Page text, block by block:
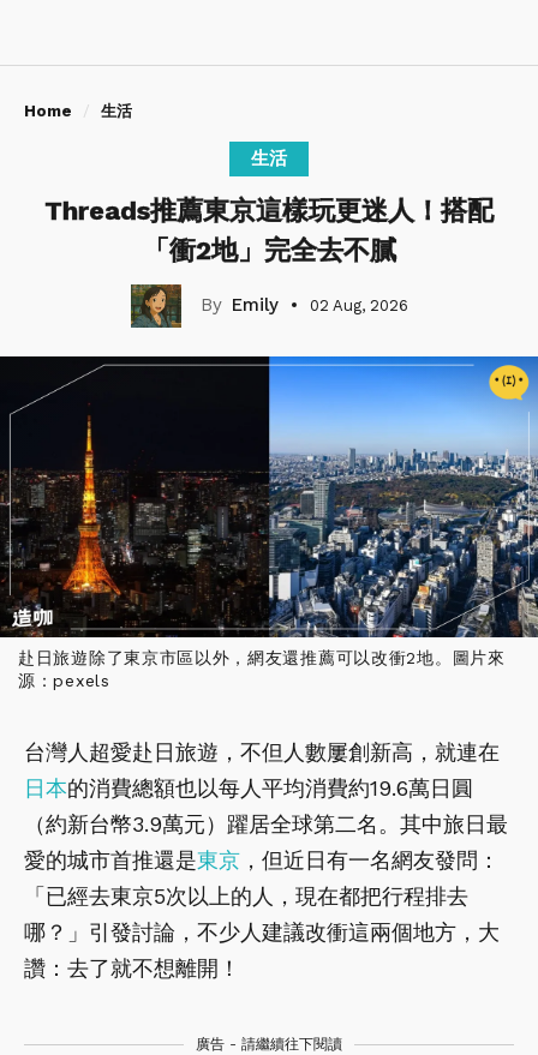
Home 生活
生活
Threads推薦東京這樣玩更迷人！搭配
「衝2地」完全去不膩
Emily 02 Aug, 2026
赴日旅遊除了東京市區以外，網友還推薦可以改衝2地。圖片來
源：pexels
台灣人超愛赴日旅遊，不但人數屢創新高，就連在
日本的消費總額也以每人平均消費約19.6萬日圓
（約新台幣3.9萬元）躍居全球第二名。其中旅日最
愛的城市首推還是東京 ，但近日有一名網友發問：
「已經去東京5次以上的人，現在都把行程排去
哪？」引發討論，不少人建議改衝這兩個地方，大
讚：去了就不想離開！
廣告 - 請繼續往下閱讀